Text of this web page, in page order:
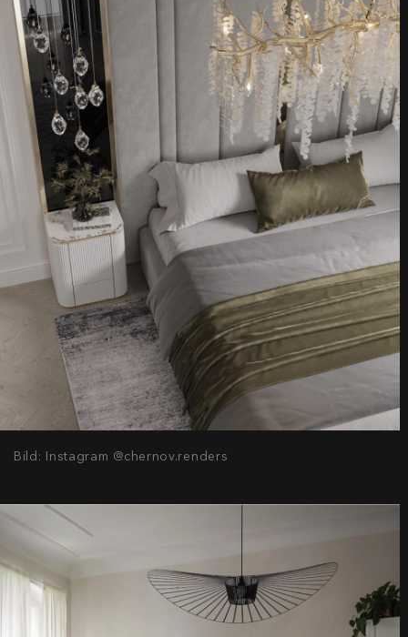
Bild: Instagram @chernov.renders